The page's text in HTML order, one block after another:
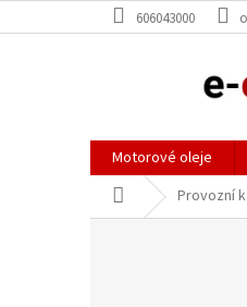
na
606043000
Motorové oleje
Domů Provozní